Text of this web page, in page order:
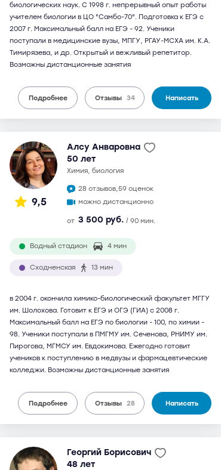
биологических наук. С 1998 г. непрерывный опыт работы
учителем биологии в ЦО "Самбо-70". Подготовка к ЕГЭ с
2007 г. Максимальный балл на ЕГЭ - 92. Ученики
поступали в медицинские вузы, МПГУ, РГАУ-МСХА им. К.А.
Тимирязева, и др. Открытый и вежливый репетитор.
Возможны дистанционные занятия
Подробнее Отзывы 34 Написать
9,5
Алсу Анваровна
50 лет
химия, биология
28 отзывов,59 оценок
можно дистанционно
от 3 500 руб. / 90 мин.
Водный стадион 4 мин
Сходненская 13 мин
в 2004 г. окончила химико-биологический факультет МГГУ
им. Шолохова. Готовит к ЕГЭ и ОГЭ (ГИА) с 2008 г.
Максимальный балл на ЕГЭ по биологии - 100, по химии -
98. Ученики поступали в ПМГМУ им. Сеченова, РНИМУ им.
Пирогова, МГМСУ им. Евдокимова. Ежегодно готовит
учеников к поступлению в медвузы и фармацевтические
колледжи. Возможны дистанционные занятия
Подробнее Отзывы 28 Написать
Георгий Борисович
48 лет